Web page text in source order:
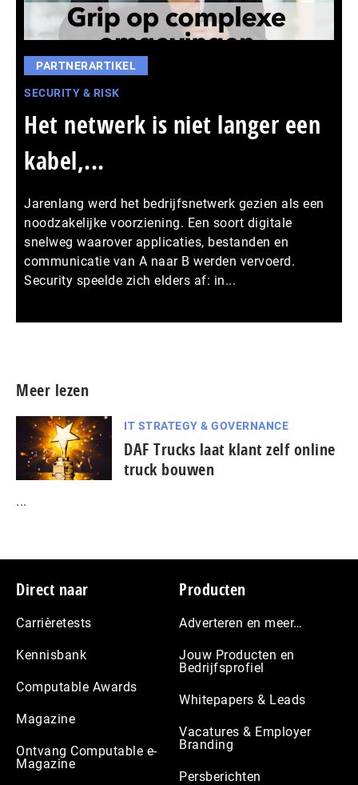
PARTNERARTIKEL
SECURITY & RISK
Het netwerk is niet langer een
kabel,...
Jarenlang werd het bedrijfsnetwerk gezien als een
noodzakelijke voorziening. Een soort digitale
snelweg waarover applicaties, bestanden en
communicatie van A naar B werden vervoerd.
Security speelde zich elders af: in...
Meer lezen
IT STRATEGY & GOVERNANCE
DAF Trucks laat klant zelf online
truck bouwen
...
Footer
Direct naar
Carrièretests
Kennisbank
Computable Awards
Magazine
Ontvang Computable e-
Magazine
Producten
Adverteren en meer…
Jouw Producten en
Bedrijfsprofiel
Whitepapers & Leads
Vacatures & Employer
Branding
Persberichten